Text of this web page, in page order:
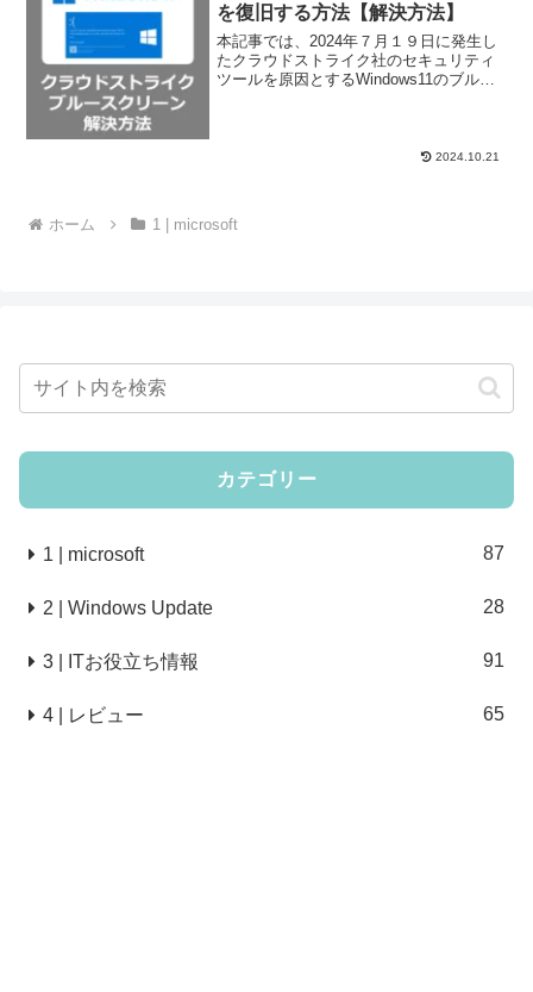
を復旧する方法【解決方法】
本記事では、2024年７月１９日に発生し
たクラウドストライク社のセキュリティ
ツールを原因とするWindows11のブルー
2024.10.21
ホーム 1 | microsoft
カテゴリー
1 | microsoft 87
2 | Windows Update 28
3 | ITお役立ち情報 91
4 | レビュー 65